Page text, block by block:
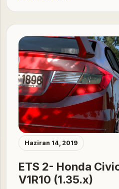
Haziran 14, 2019
ETS 2- Honda
V1R10 (1.35.x)